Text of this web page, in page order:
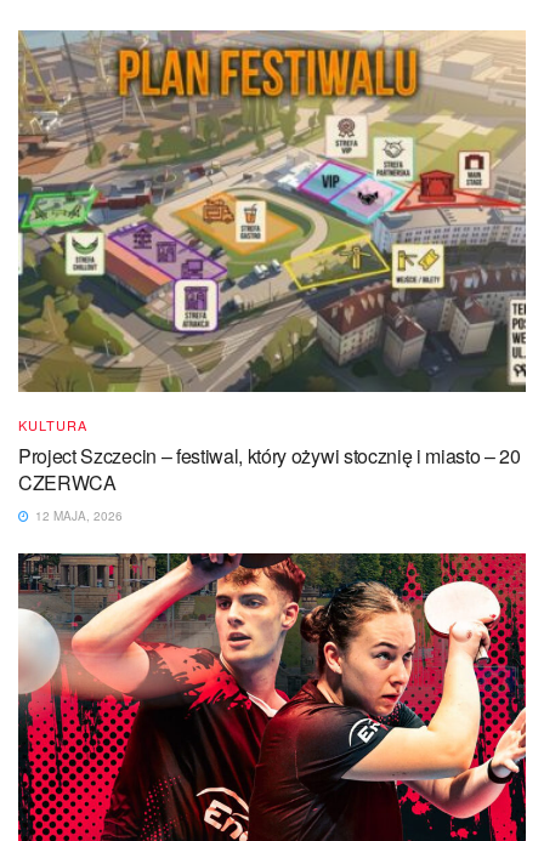
KULTURA
Project Szczecin – festiwal, który ożywi stocznię i miasto – 20
CZERWCA
12 MAJA, 2026